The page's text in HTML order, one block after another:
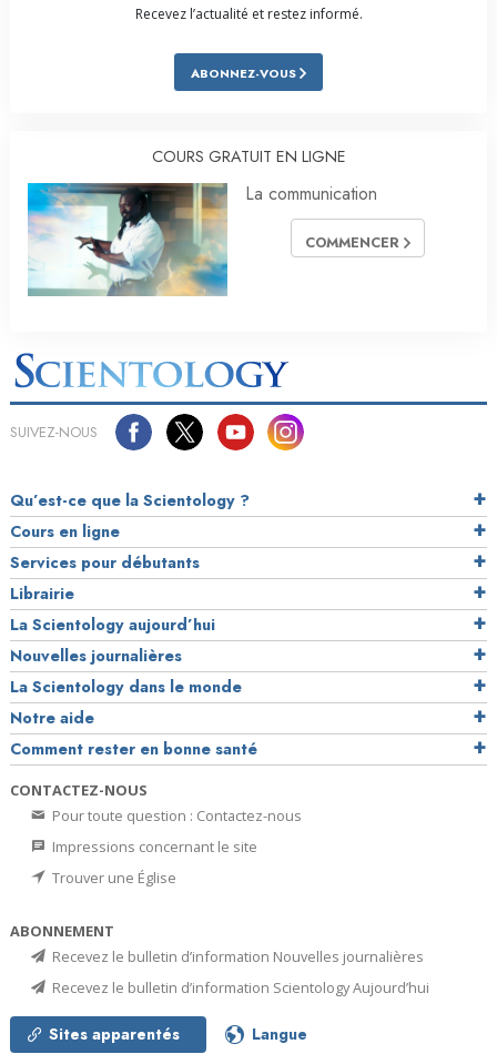
Recevez l’actualité et restez informé.
ABONNEZ-VOUS
COURS GRATUIT EN LIGNE
La communication
COMMENCER
SUIVEZ-NOUS
Qu’est-ce que la Scientology ?
Cours en ligne
Services pour débutants
Librairie
La Scientology aujourd’hui
Nouvelles journalières
La Scientology dans le monde
Notre aide
Comment rester en bonne santé
CONTACTEZ-NOUS
Pour toute question : Contactez-nous
Impressions concernant le site
Trouver une Église
ABONNEMENT
Recevez le bulletin d’information Nouvelles journalières
Recevez le bulletin d’information Scientology Aujourd’hui
Sites apparentés Langue